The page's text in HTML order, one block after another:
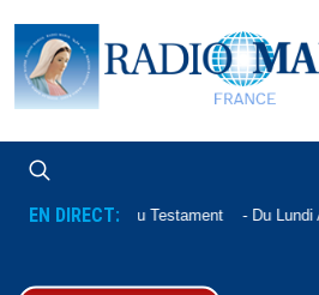
EN DIRECT:Nouveau Testament Du Lundi